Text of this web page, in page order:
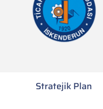
Stratejik Plan